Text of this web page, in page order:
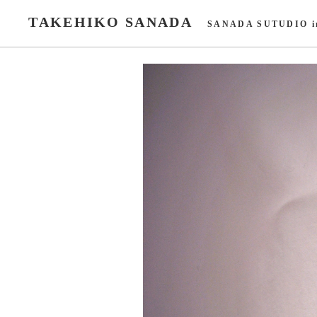
TAKEHIKO SANADASANADA SUTUDIO